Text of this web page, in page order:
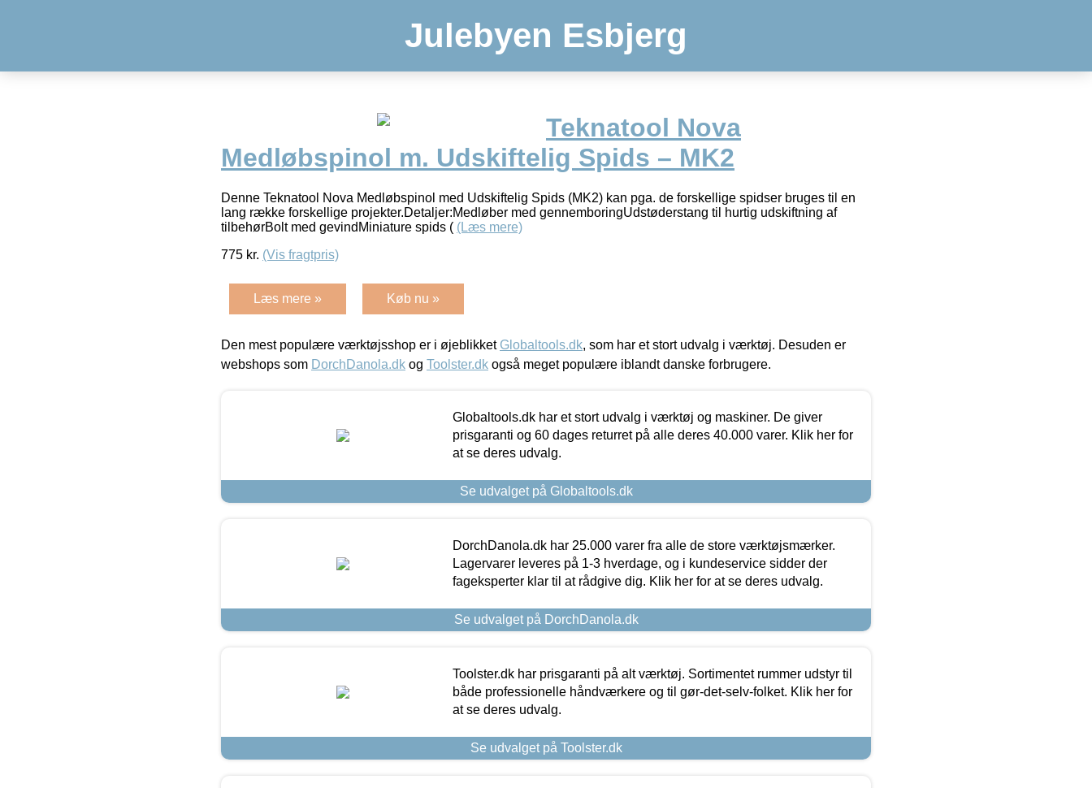
Julebyen Esbjerg
Teknatool Nova
Medløbspinol m. Udskiftelig Spids – MK2
Denne Teknatool Nova Medløbspinol med Udskiftelig Spids (MK2) kan pga. de forskellige spidser bruges til en
lang række forskellige projekter.Detaljer:Medløber med gennemboringUdstøderstang til hurtig udskiftning af
tilbehørBolt med gevindMiniature spids ( (Læs mere)
775 kr. (Vis fragtpris)
Læs mere » Køb nu »
Den mest populære værktøjsshop er i øjeblikket Globaltools.dk, som har et stort udvalg i værktøj. Desuden er
webshops som DorchDanola.dk og Toolster.dk også meget populære iblandt danske forbrugere.
Globaltools.dk har et stort udvalg i værktøj og maskiner. De giver
prisgaranti og 60 dages returret på alle deres 40.000 varer. Klik her for
at se deres udvalg.
Se udvalget på Globaltools.dk
DorchDanola.dk har 25.000 varer fra alle de store værktøjsmærker.
Lagervarer leveres på 1-3 hverdage, og i kundeservice sidder der
fageksperter klar til at rådgive dig. Klik her for at se deres udvalg.
Se udvalget på DorchDanola.dk
Toolster.dk har prisgaranti på alt værktøj. Sortimentet rummer udstyr til
både professionelle håndværkere og til gør-det-selv-folket. Klik her for
at se deres udvalg.
Se udvalget på Toolster.dk